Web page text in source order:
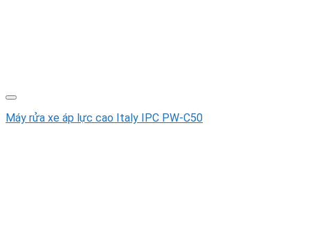
Máy rửa xe áp lực cao Italy IPC PW-C50